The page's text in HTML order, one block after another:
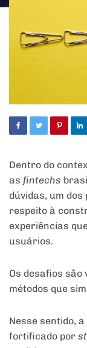
Dentro do
as fintechs
dúvidas, um
respeito à
experiências
usuários.
Os desafios são
métodos que
Nesse sentido,
fortificado por